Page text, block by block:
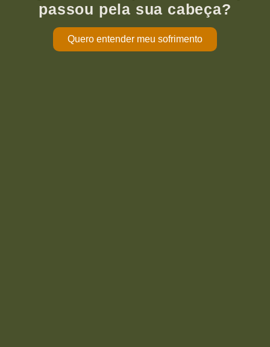
passou pela sua cabeça?
Quero entender meu sofrimento